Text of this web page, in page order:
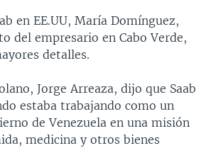
en EE.UU, María Domínguez,
del empresario en Cabo Verde,
detalles.
Jorge Arreaza, dijo que Saab
estaba trabajando como un
de Venezuela en una misión
medicina y otros bienes